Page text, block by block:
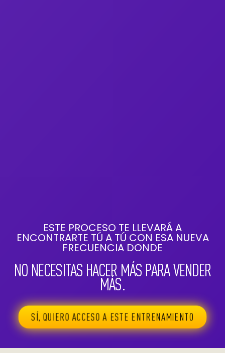
ESTE PROCESO TE LLEVARÁ A
ENCONTRARTE TÚ A TÚ CON ESA NUEVA
FRECUENCIA DONDE
NO NECESITAS HACER MÁS PARA VENDER
MÁS.
SÍ, QUIERO ACCESO A ESTE ENTRENAMIENTO